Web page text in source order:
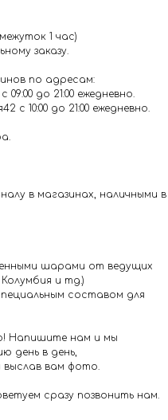
1 час)
заказу.
по адресам:
до 21:00 ежедневно.
с 10:00 до 21:00 ежедневно.
в магазинах, наличными в
шарами от ведущих
и тд.)
составом для
Напишите нам и мы
день в день,
выслав вам фото.
сразу позвонить нам.